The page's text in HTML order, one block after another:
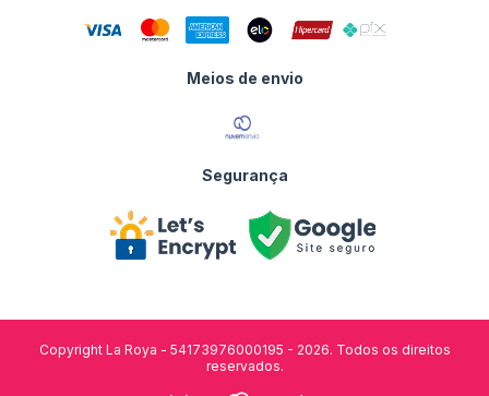
Meios de envio
Segurança
Copyright La Roya - 54173976000195 - 2026. Todos os direitos
reservados.